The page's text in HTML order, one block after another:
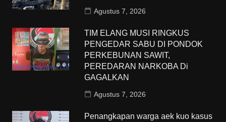
Agustus 7, 2026
TIM ELANG MUSI RINGKUS
PENGEDAR SABU DI PONDOK
PERKEBUNAN SAWIT,
PEREDARAN NARKOBA Di
GAGALKAN
Agustus 7, 2026
Penangkapan warga aek kuo kasus